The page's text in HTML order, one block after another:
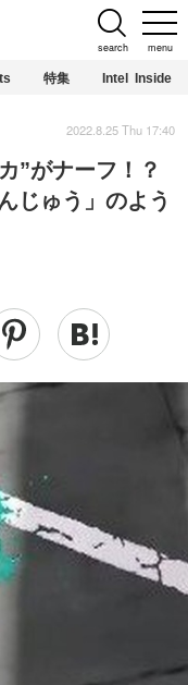
menu
search
特集 Intel Inside
”がナーフ！？
じゅう」のよう
2022.8.25 Thu 17:40